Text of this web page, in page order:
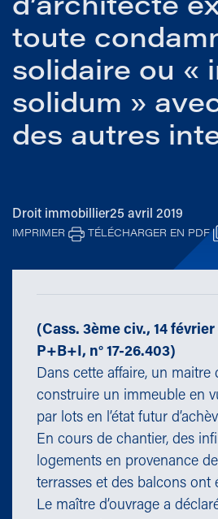
d’architecte
toute
solidaire ou «
solidum »
des autres
IMPRIMER TÉLÉCHARGER EN PDF
Droit immobillier25 avril 2019
(Cass. 3ème civ., 14 février
P+B+I, n° 17-26.403)
Dans cette affaire, un maitre
construire un immeuble en
par lots en l’état futur
En cours de chantier, des
logements en provenance
terrasses et des balcons ont
Le maître d’ouvrage a